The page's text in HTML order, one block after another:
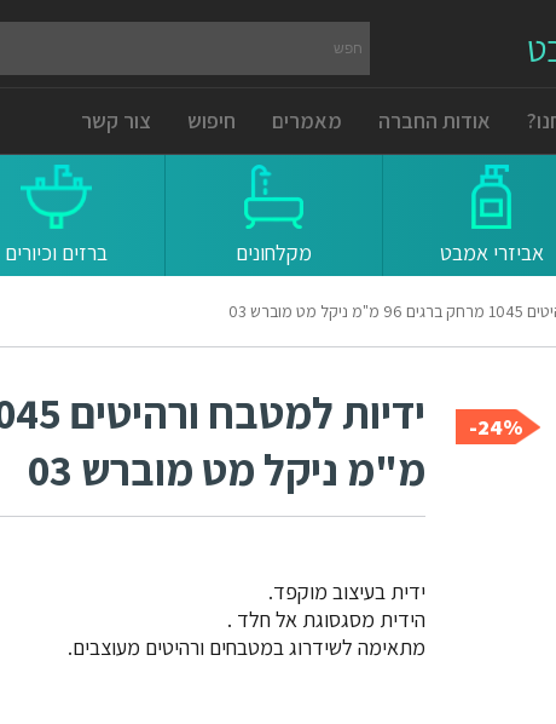
אודות החברה מאמרים חיפוש צור קשר
אביזרי אמבט מקלחונים ברזים וכיורים
מוברש 03
24%-
מ"מ ניקל מט מוברש 03
ידית בעיצוב מוקפד.
הידית מסגסוגת אל חלד .
מתאימה לשידרוג במטבחים ורהיטים מעוצבים.